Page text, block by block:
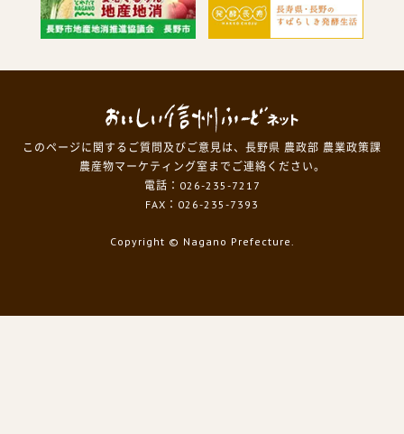
このページに関するご質問及びご意見は、長野県 農政部 農業政策課
農産物マーケティング室までご連絡ください。
電話：026-235-7217
FAX：026-235-7393
Copyright © Nagano Prefecture.